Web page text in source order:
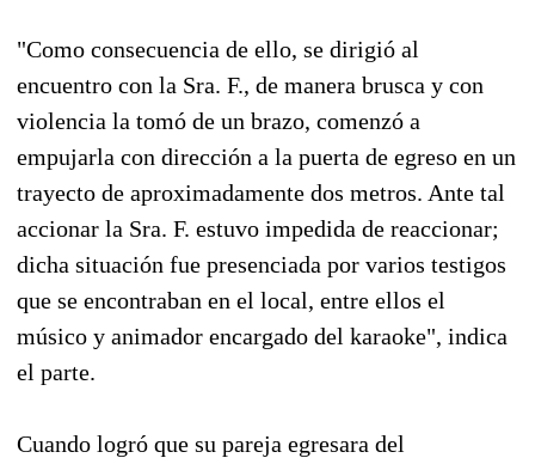
"Como consecuencia de ello, se dirigió al
encuentro con la Sra. F., de manera brusca y con
violencia la tomó de un brazo, comenzó a
empujarla con dirección a la puerta de egreso en un
trayecto de aproximadamente dos metros. Ante tal
accionar la Sra. F. estuvo impedida de reaccionar;
dicha situación fue presenciada por varios testigos
que se encontraban en el local, entre ellos el
músico y animador encargado del karaoke", indica
el parte.
Cuando logró que su pareja egresara del